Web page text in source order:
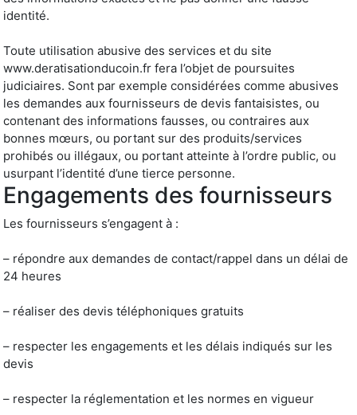
identité.
Toute utilisation abusive des services et du site
www.deratisationducoin.fr fera l’objet de poursuites
judiciaires. Sont par exemple considérées comme abusives
les demandes aux fournisseurs de devis fantaisistes, ou
contenant des informations fausses, ou contraires aux
bonnes mœurs, ou portant sur des produits/services
prohibés ou illégaux, ou portant atteinte à l’ordre public, ou
usurpant l’identité d’une tierce personne.
Engagements des fournisseurs
Les fournisseurs s’engagent à :
– répondre aux demandes de contact/rappel dans un délai de
24 heures
– réaliser des devis téléphoniques gratuits
– respecter les engagements et les délais indiqués sur les
devis
– respecter la réglementation et les normes en vigueur